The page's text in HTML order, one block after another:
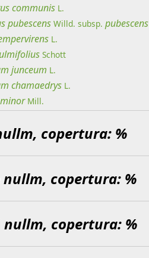
communis L.
pubescens Willd. subsp. pubescens
L.
ulmifolius Schott
junceum L.
chamaedrys L.
minor Mill.
copertura: %
nullm, copertura: %
nullm, copertura: %